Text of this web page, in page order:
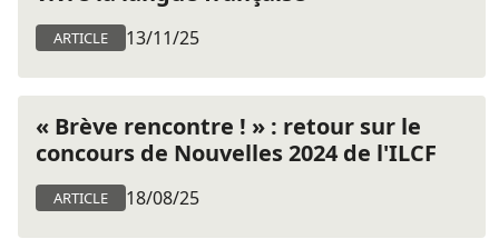
ARTICLE 13/11/25
« Brève rencontre ! » : retour sur le
concours de Nouvelles 2024 de l'ILCF
ARTICLE 18/08/25